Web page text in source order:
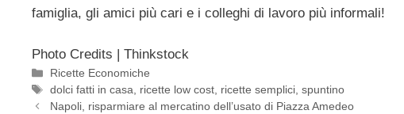
famiglia, gli amici più cari e i colleghi di lavoro più informali!
Photo Credits | Thinkstock
Categorie
Ricette Economiche
Tag
dolci fatti in casa, ricette low cost, ricette semplici,spuntino
Napoli, risparmiare al mercatino dell’usato di Piazza Amedeo